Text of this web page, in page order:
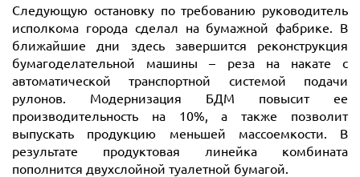
Следующую остановку по требованию руководитель
исполкома города сделал на бумажной фабрике. В
ближайшие дни здесь завершится реконструкция
бумагоделательной машины – реза на накате с
автоматической транспортной системой подачи
рулонов. Модернизация БДМ повысит ее
производительность на 10%, а также позволит
выпускать продукцию меньшей массоемкости. В
результате продуктовая линейка комбината
пополнится двухслойной туалетной бумагой.